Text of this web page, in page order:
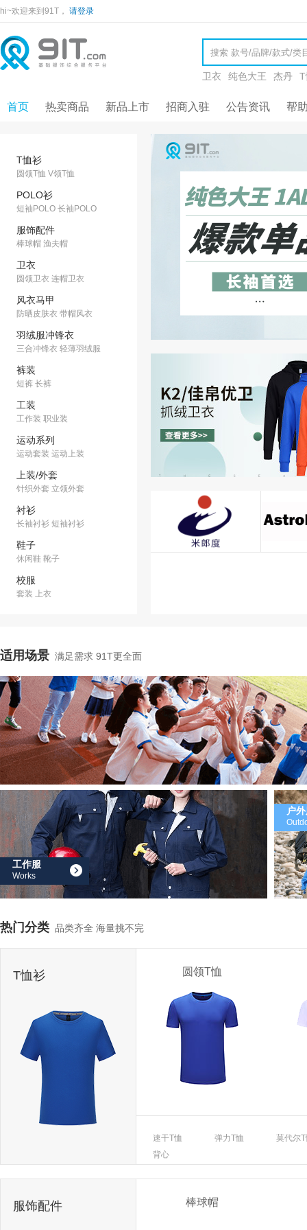
hi~欢迎来到91T， 请登录
卫衣 纯色大王 杰丹
首页 热卖商品 新品上市 招商入驻 公告资讯 帮
T恤衫
圆领T恤 V领T恤
POLO衫
短袖POLO 长袖POLO
服饰配件
棒球帽 渔夫帽
卫衣
圆领卫衣 连帽卫衣
风衣马甲
防晒皮肤衣 带帽风衣
羽绒服冲锋衣
三合冲锋衣 轻薄羽绒服
裤装
短裤 长裤
工装
工作装 职业装
运动系列
运动套装 运动上装
上装/外套
针织外套 立领外套
衬衫
长袖衬衫 短袖衬衫
鞋子
休闲鞋 靴子
校服
套装 上衣
适用场景 满足需求 91T更全面
工作服
Works
户
热门分类 品类齐全 海量挑不完
T恤衫 圆领T恤
速干T恤 弹力T恤
莫代尔
背心
服饰配件 棒球帽